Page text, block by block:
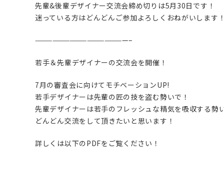
先輩&後輩デザイナー交流会締め切りは5月30日です！
迷っている方はどんどんご参加よろしくおねがいします
————————————————–
若手＆先輩デザイナーの交流会を開催！
7月の審査会に向けてモチベーションUP!
若手デザイナーは先輩の匠の技を盗む勢いで！
先輩デザイナーは若手のフレッシュな精気を吸収する勢
どんどん交流をして頂きたいと思います！
詳しくは以下のPDFをご覧ください！